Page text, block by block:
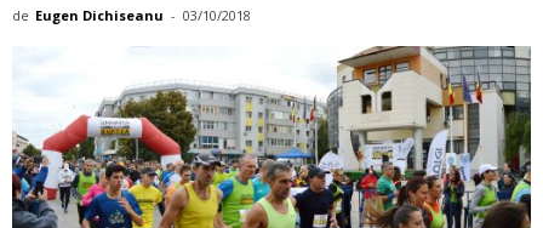
de Eugen Dichiseanu - 03/10/2018